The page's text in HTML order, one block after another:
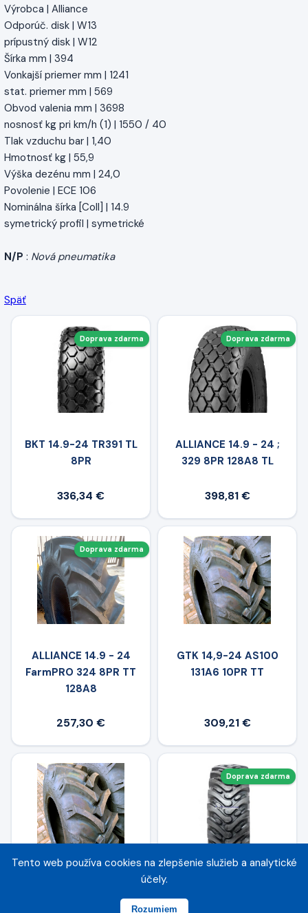
Výrobca | Alliance
Odporúč. disk | W13
prípustný disk | W12
Šírka mm | 394
Vonkajší priemer mm | 1241
stat. priemer mm | 569
Obvod valenia mm | 3698
nosnosť kg pri km/h (1) | 1550 / 40
Tlak vzduchu bar | 1,40
Hmotnosť kg | 55,9
Výška dezénu mm | 24,0
Povolenie | ECE 106
Nominálna šírka [Coll] | 14.9
symetrický profil | symetrické
N/P : Nová pneumatika
Späť
Doprava zdarma
BKT 14.9-24 TR391 TL
8PR
336,34 €
Doprava zdarma
ALLIANCE 14.9 - 24 ;
329 8PR 128A8 TL
398,81 €
Doprava zdarma
ALLIANCE 14.9 - 24
FarmPRO 324 8PR TT
128A8
257,30 €
GTK 14,9-24 AS100
131A6 10PR TT
309,21 €
Doprava zdarma
Tento web používa cookies na zlepšenie služieb a analytické
účely.
Rozumiem